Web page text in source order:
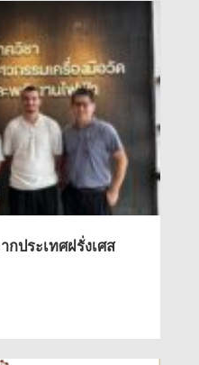
ประเทศฝรั่งเศส